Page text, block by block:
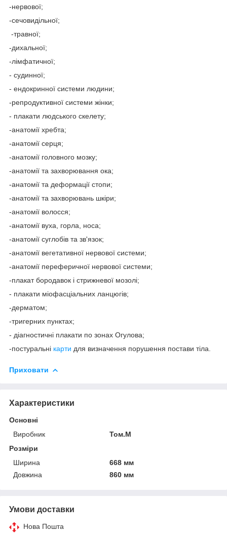
-нервової;
-сечовидільної;
-травної;
-дихальної;
-лімфатичної;
- судинної;
- ендокринної системи людини;
-репродуктивної системи жінки;
- плакати людського скелету;
-анатомії хребта;
-анатомії серця;
-анатомії головного мозку;
-анатомії та захворювання ока;
-анатомії та деформації стопи;
-анатомії та захворювань шкіри;
-анатомії волосся;
-анатомії вуха, горла, носа;
-анатомії суглобів та зв'язок;
-анатомії вегетативної нервової системи;
-анатомії переферичної нервової системи;
-плакат бородавок і стрижневої мозолі;
- плакати міофасціальних ланцюгів;
-дерматом;
-тригерних пунктах;
- діагностичні плакати по зонах Огулова;
-постуральні карти для визначення порушення постави тіла.
Приховати
Характеристики
Основні
Виробник
Том.М
Розміри
Ширина
668 мм
Довжина
860 мм
Умови доставки
Нова Пошта